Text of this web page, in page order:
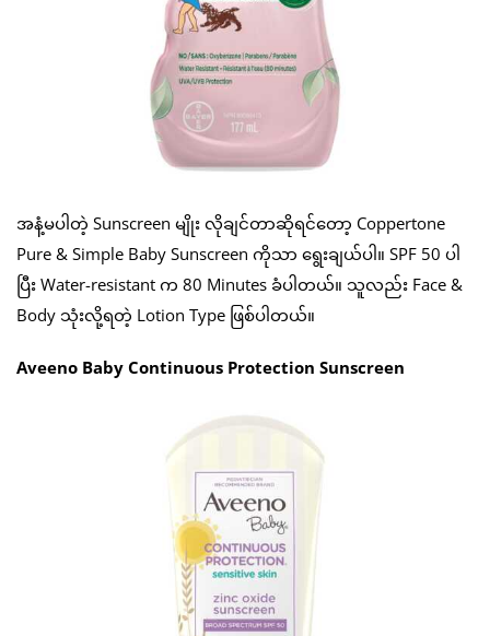
အနံ့မပါတဲ့ Sunscreen မျိုး လိုချင်တာဆိုရင်တော့ Coppertone
Pure & Simple Baby Sunscreen ကိုသာ ရွေးချယ်ပါ။ SPF 50 ပါ
ပြီး Water-resistant က 80 Minutes ခံပါတယ်။ သူလည်း Face &
Body သုံးလို့ရတဲ့ Lotion Type ဖြစ်ပါတယ်။
Aveeno Baby Continuous Protection Sunscreen